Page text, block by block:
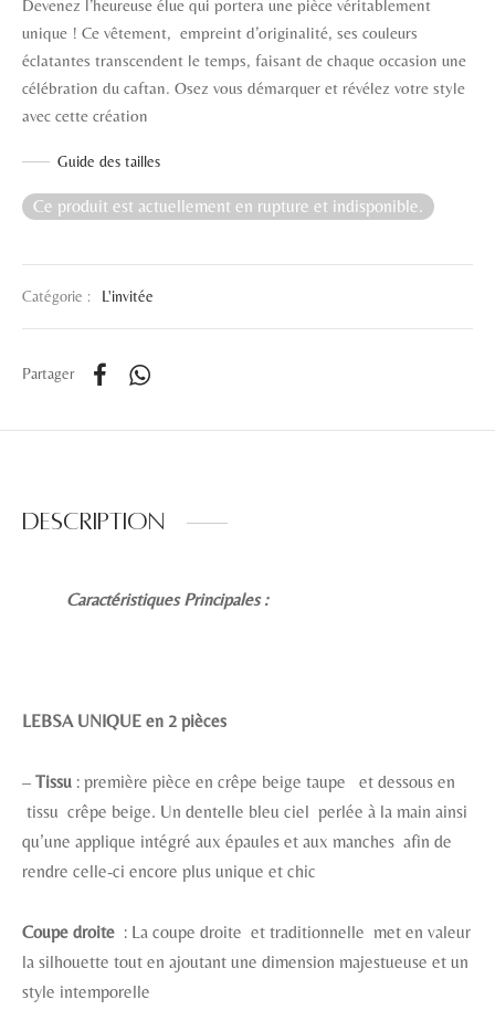
Devenez l’heureuse élue qui portera une pièce véritablement
unique ! Ce vêtement, empreint d’originalité, ses couleurs
éclatantes transcendent le temps, faisant de chaque occasion une
célébration du caftan. Osez vous démarquer et révélez votre style
avec cette création
Guide des tailles
Ce produit est actuellement en rupture et indisponible.
Catégorie : L'invitée
Partager
Description
Caractéristiques Principales :
LEBSA UNIQUE en 2 pièces
– Tissu : première pièce en crêpe beige taupe et dessous en
tissu crêpe beige. Un dentelle bleu ciel perlée à la main ainsi
qu’une applique intégré aux épaules et aux manches afin de
rendre celle-ci encore plus unique et chic
Coupe droite : La coupe droite et traditionnelle met en valeur
la silhouette tout en ajoutant une dimension majestueuse et un
style intemporelle